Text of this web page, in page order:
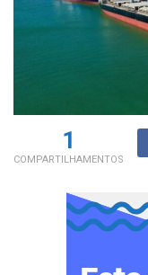
1
COMPARTILHAMENTOS